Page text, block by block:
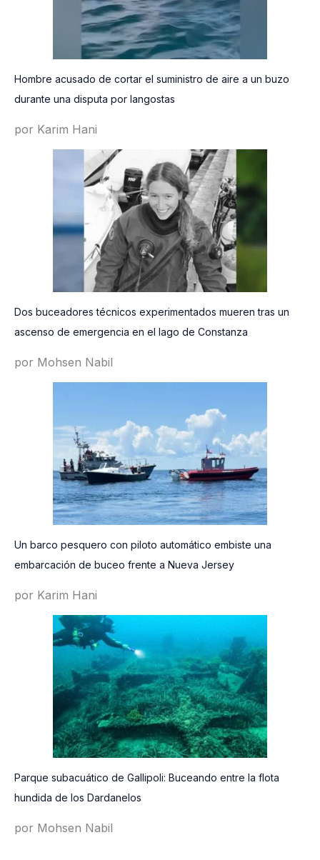
Hombre acusado de cortar el suministro de aire a un buzo
durante una disputa por langostas
por Karim Hani
Dos buceadores técnicos experimentados mueren tras un
ascenso de emergencia en el lago de Constanza
por Mohsen Nabil
Un barco pesquero con piloto automático embiste una
embarcación de buceo frente a Nueva Jersey
por Karim Hani
Parque subacuático de Gallipoli: Buceando entre la flota
hundida de los Dardanelos
por Mohsen Nabil